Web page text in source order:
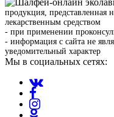
продукция, представленная
лекарственным средством
- при применении
- информация с сайта не
уведомительный характер
Мы в социальных сетях: